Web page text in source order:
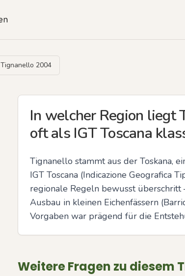
Tignanello 2004
In welcher Region liegt
oft als IGT Toscana
Tignanello stammt aus der Toskana,
IGT Toscana (Indicazione
regionale Regeln bewusst
Ausbau in kleinen Eichenfässern
Vorgaben war prägend für die
Weitere Fragen zu diesem